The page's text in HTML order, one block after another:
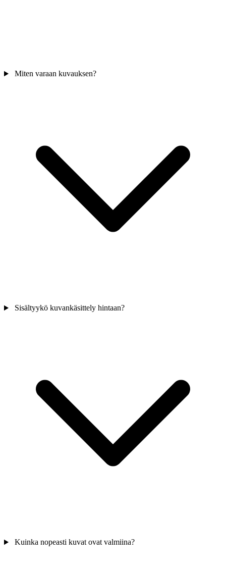
Miten varaan kuvauksen?
Sisältyykö kuvankäsittely hintaan?
Kuinka nopeasti kuvat ovat valmiina?